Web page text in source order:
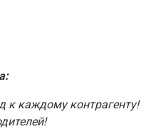
к каждому контрагенту!